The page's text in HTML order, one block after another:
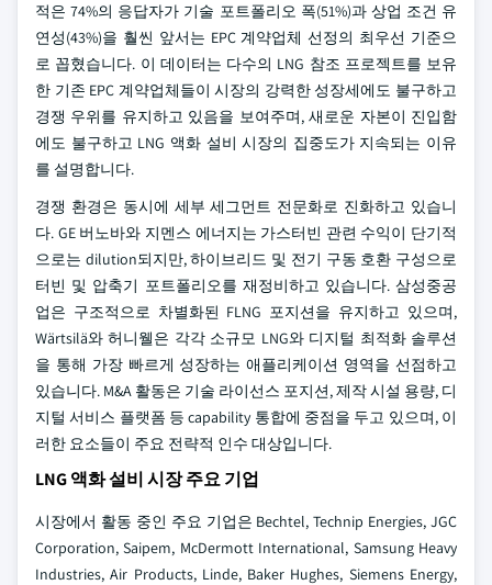
적은 74%의 응답자가 기술 포트폴리오 폭(51%)과 상업 조건 유
연성(43%)을 훨씬 앞서는 EPC 계약업체 선정의 최우선 기준으
로 꼽혔습니다. 이 데이터는 다수의 LNG 참조 프로젝트를 보유
한 기존 EPC 계약업체들이 시장의 강력한 성장세에도 불구하고
경쟁 우위를 유지하고 있음을 보여주며, 새로운 자본이 진입함
에도 불구하고 LNG 액화 설비 시장의 집중도가 지속되는 이유
를 설명합니다.
경쟁 환경은 동시에 세부 세그먼트 전문화로 진화하고 있습니
다. GE 버노바와 지멘스 에너지는 가스터빈 관련 수익이 단기적
으로는 dilution되지만, 하이브리드 및 전기 구동 호환 구성으로
터빈 및 압축기 포트폴리오를 재정비하고 있습니다. 삼성중공
업은 구조적으로 차별화된 FLNG 포지션을 유지하고 있으며,
Wärtsilä와 허니웰은 각각 소규모 LNG와 디지털 최적화 솔루션
을 통해 가장 빠르게 성장하는 애플리케이션 영역을 선점하고
있습니다. M&A 활동은 기술 라이선스 포지션, 제작 시설 용량, 디
지털 서비스 플랫폼 등 capability 통합에 중점을 두고 있으며, 이
러한 요소들이 주요 전략적 인수 대상입니다.
LNG 액화 설비 시장 주요 기업
시장에서 활동 중인 주요 기업은 Bechtel, Technip Energies, JGC
Corporation, Saipem, McDermott International, Samsung Heavy
Industries, Air Products, Linde, Baker Hughes, Siemens Energy,